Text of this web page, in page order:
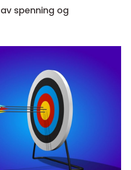
spenning og